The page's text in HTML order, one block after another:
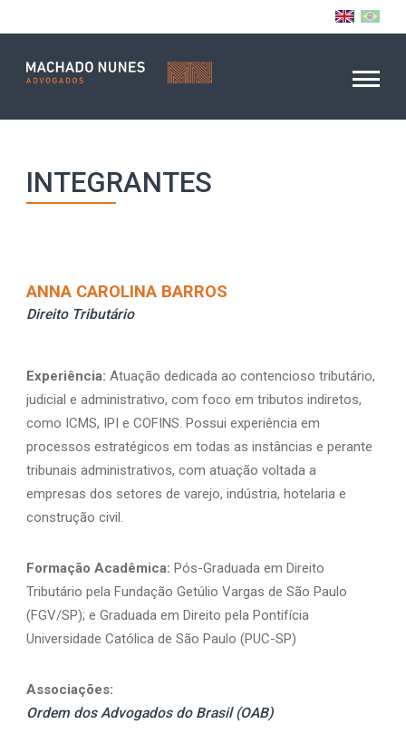
INTEGRANTES
ANNA CAROLINA BARROS
Direito Tributário
Experiência:Atuação dedicada ao contencioso tributário,
judicial e administrativo, com foco em tributos indiretos,
como ICMS, IPI e COFINS. Possui experiência em
processos estratégicos em todas as instâncias e perante
tribunais administrativos, com atuação voltada a
empresas dos setores de varejo, indústria, hotelaria e
construção civil.
Formação Acadêmica:Pós-Graduada em Direito
Tributário pela Fundação Getúlio Vargas de São Paulo
(FGV/SP); e Graduada em Direito pela Pontifícia
Universidade Católica de São Paulo (PUC-SP)
Associações:
Ordem dos Advogados do Brasil (OAB)